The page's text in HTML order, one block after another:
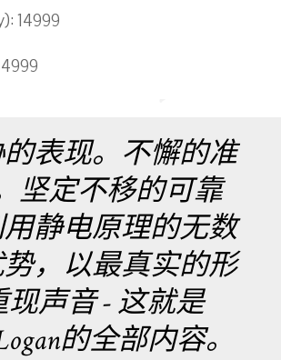
14999
表现。不懈的准
坚定不移的可靠
静电原理的无数
，以最真实的形
现声音 - 这就是
的全部内容。